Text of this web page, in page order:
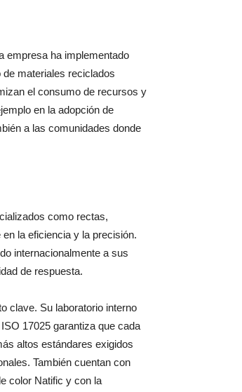
empresa ha implementado
materiales reciclados
el consumo de recursos y
en la adopción de
a las comunidades donde
como rectas,
la eficiencia y la precisión.
internacionalmente a sus
de respuesta.
clave. Su laboratorio interno
17025 garantiza que cada
altos estándares exigidos
También cuentan con
color Natific y con la